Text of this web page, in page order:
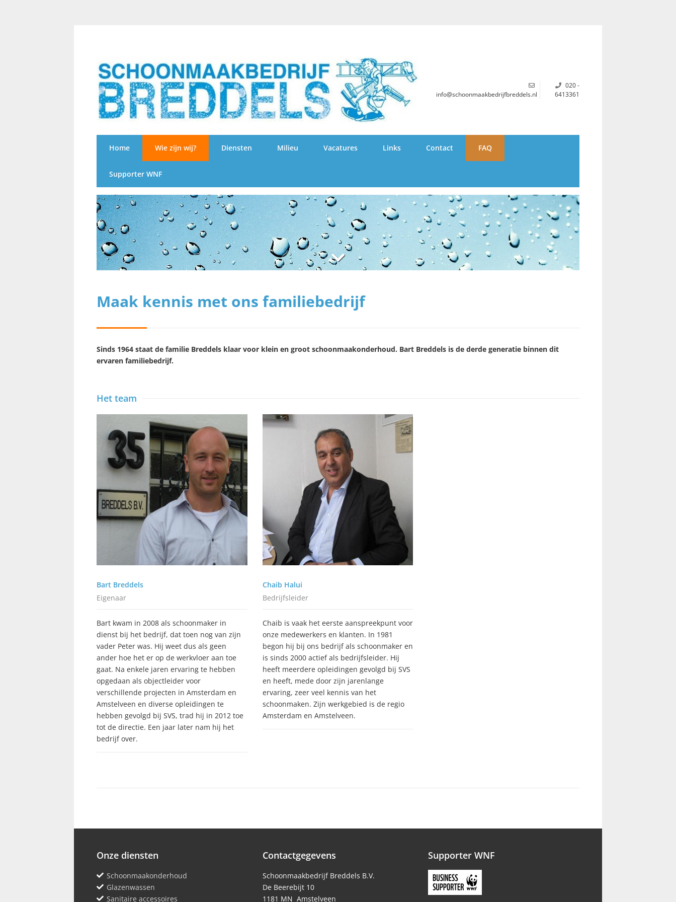
info@schoonmaakbedrijfbreddels.nl
020 -
6413361
Home Wie zijn wij? Diensten Milieu Vacatures Links Contact FAQ
Supporter WNF
Maak kennis met ons familiebedrijf
Sinds 1964 staat de familie Breddels klaar voor klein en groot schoonmaakonderhoud. Bart Breddels is de derde generatie binnen dit
ervaren familiebedrijf.
Het team
Bart Breddels
Eigenaar
Bart kwam in 2008 als schoonmaker in
dienst bij het bedrijf, dat toen nog van zijn
vader Peter was. Hij weet dus als geen
ander hoe het er op de werkvloer aan toe
gaat. Na enkele jaren ervaring te hebben
opgedaan als objectleider voor
verschillende projecten in Amsterdam en
Amstelveen en diverse opleidingen te
hebben gevolgd bij SVS, trad hij in 2012 toe
tot de directie. Een jaar later nam hij het
bedrijf over.
Chaib Halui
Bedrijfsleider
Chaib is vaak het eerste aanspreekpunt voor
onze medewerkers en klanten. In 1981
begon hij bij ons bedrijf als schoonmaker en
is sinds 2000 actief als bedrijfsleider. Hij
heeft meerdere opleidingen gevolgd bij SVS
en heeft, mede door zijn jarenlange
ervaring, zeer veel kennis van het
schoonmaken. Zijn werkgebied is de regio
Amsterdam en Amstelveen.
Onze diensten
Schoonmaakonderhoud
Glazenwassen
Sanitaire accessoires
Contactgegevens
Schoonmaakbedrijf Breddels B.V.
De Beerebijt 10
1181 MN Amstelveen
Supporter WNF